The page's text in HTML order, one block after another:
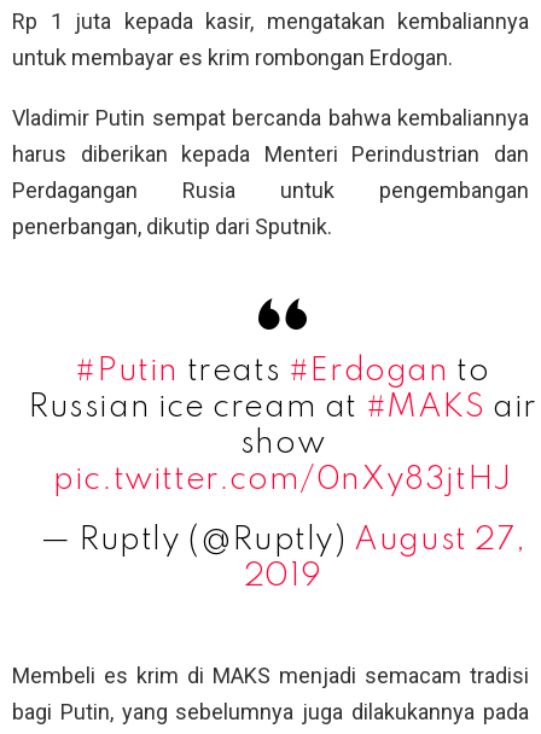
Rp 1 juta kepada kasir, mengatakan kembaliannya
untuk membayar es krim rombongan Erdogan.
Vladimir Putin sempat bercanda bahwa kembaliannya
harus diberikan kepada Menteri Perindustrian dan
Perdagangan Rusia untuk pengembangan
penerbangan, dikutip dari Sputnik.
#Putin treats #Erdogan to
Russian ice cream at #MAKS air
show
pic.twitter.com/0nXy83jtHJ
— Ruptly (@Ruptly) August 27,
2019
Membeli es krim di MAKS menjadi semacam tradisi
bagi Putin, yang sebelumnya juga dilakukannya pada